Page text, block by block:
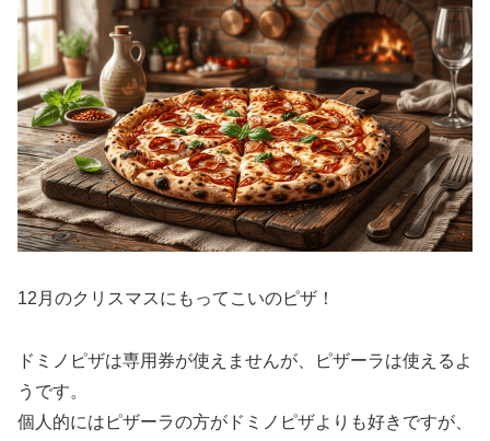
12月のクリスマスにもってこいのピザ！
ドミノピザは専用券が使えませんが、ピザーラは使えるよ
うです。
個人的にはピザーラの方がドミノピザよりも好きですが、